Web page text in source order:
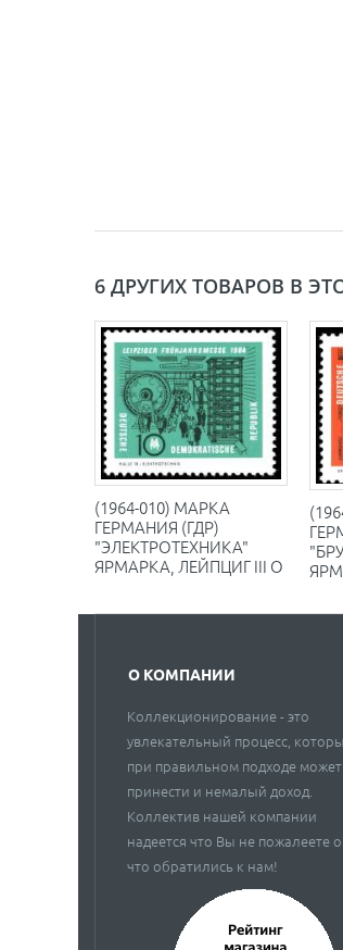
6 ДРУГИХ ТОВАРОВ В
(1964-010) МАРКА
ГЕРМАНИЯ (ГДР)
"ЭЛЕКТРОТЕХНИКА"
ЯРМАРКА, ЛЕЙПЦИГ III O
О КОМПАНИИ
Коллекционирование - это
увлекательный процесс,
при правильном подходе может
принести и немалый доход.
Коллектив нашей компании
надеется что Вы не пожалеете
что обратились к нам!